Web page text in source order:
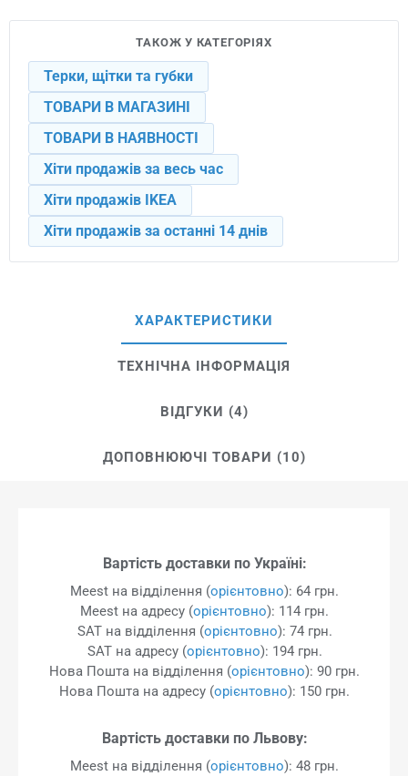
ТАКОЖ У КАТЕГОРІЯХ
Терки, щітки та губки
ТОВАРИ В МАГАЗИНІ
ТОВАРИ В НАЯВНОСТІ
Хіти продажів за весь час
Хіти продажів IKEA
Хіти продажів за останні 14 днів
ХАРАКТЕРИСТИКИ
ТЕХНІЧНА ІНФОРМАЦІЯ
ВІДГУКИ (4)
ДОПОВНЮЮЧІ ТОВАРИ (10)
Вартість доставки по Україні:
Meest на відділення (орієнтовно): 64 грн.
Meest на адресу (орієнтовно): 114 грн.
SAT на відділення (орієнтовно): 74 грн.
SAT на адресу (орієнтовно): 194 грн.
Нова Пошта на відділення (орієнтовно): 90 грн.
Нова Пошта на адресу (орієнтовно): 150 грн.
Вартість доставки по Львову:
Meest на відділення (орієнтовно): 48 грн.